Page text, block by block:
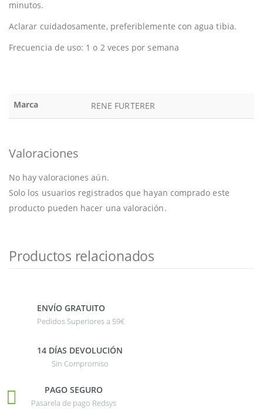
minutos.
Aclarar cuidadosamente, preferiblemente con agua tibia.
Frecuencia de uso: 1 o 2 veces por semana
Marca RENE FURTERER
Valoraciones
No hay valoraciones aún.
Solo los usuarios registrados que hayan comprado este
producto pueden hacer una valoración.
Productos relacionados
ENVÍO GRATUITO
Pedidos Superiores a 59€
14 DÍAS DEVOLUCIÓN
Sin Compromiso
PAGO SEGURO
Pasarela de pago Redsys